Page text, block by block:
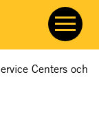
Centers och